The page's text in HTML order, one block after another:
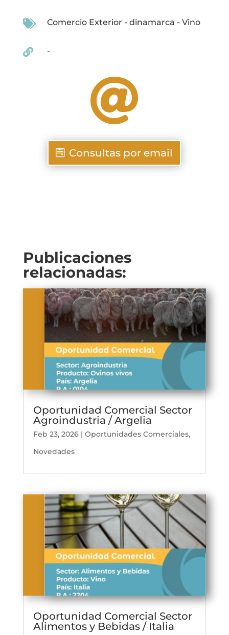
 Comercio Exterior - dinamarca - Vino
 -

Consultas por email
Publicaciones
relacionadas:
Oportunidad Comercial Sector
Agroindustria / Argelia
Feb 23, 2026| Oportunidades Comerciales,
Novedades
Oportunidad Comercial Sector
Alimentos y Bebidas / Italia